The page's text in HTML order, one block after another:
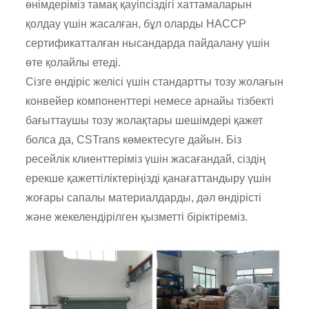
өнімдеріміз тамақ қауіпсіздігі хаттамаларын
қолдау үшін жасалған, бұл оларды HACCP
сертификатталған нысандарда пайдалану үшін
өте қолайлы етеді.
Сізге өндіріс желісі үшін стандартты тозу жолағын
конвейер компоненттері немесе арнайы тізбекті
бағыттаушы тозу жолақтары шешімдері қажет
болса да, CSTrans көмектесуге дайын. Біз
ресейлік клиенттеріміз үшін жасағандай, сіздің
ерекше қажеттіліктеріңізді қанағаттандыру үшін
жоғары сапалы материалдарды, дәл өндірісті
және жекелендірілген қызметті біріктіреміз.